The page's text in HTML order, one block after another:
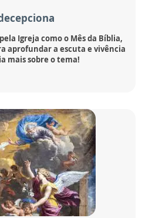
Igreja como o Mês da Bíblia,
aprofundar a escuta e vivência
mais sobre o tema!